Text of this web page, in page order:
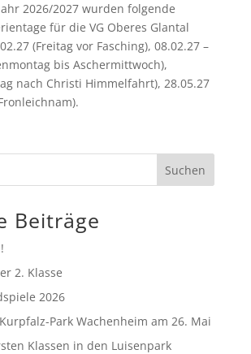
2026/2027 wurden folgende
für die VG Oberes Glantal
(Freitag vor Fasching), 08.02.27 –
bis Aschermittwoch),
nach Christi Himmelfahrt), 28.05.27
Beiträge
2. Klasse
2026
Park Wachenheim am 26. Mai
Klassen in den Luisenpark